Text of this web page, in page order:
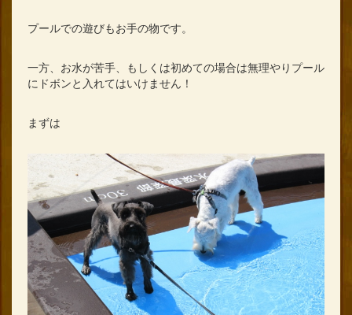
プールでの遊びもお手の物です。
一方、お水が苦手、もしくは初めての場合は無理やりプール
にドボンと入れてはいけません！
まずは